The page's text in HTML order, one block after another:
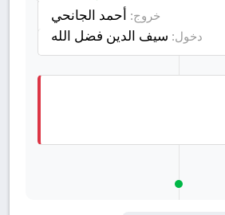
خروج: أحمد الجانحي
دخول: سيف الدين فضل الله